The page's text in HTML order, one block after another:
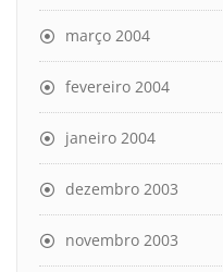
março 2004
fevereiro 2004
janeiro 2004
dezembro 2003
novembro 2003